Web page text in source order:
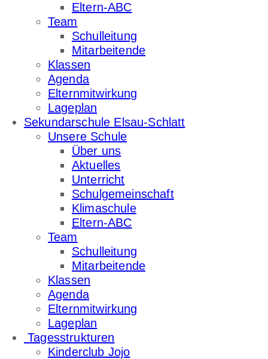
Eltern-ABC
Team
Schulleitung
Mitarbeitende
Klassen
Agenda
Elternmitwirkung
Lageplan
Sekundarschule Elsau-Schlatt
Unsere Schule
Über uns
Aktuelles
Unterricht
Schulgemeinschaft
Klimaschule
Eltern-ABC
Team
Schulleitung
Mitarbeitende
Klassen
Agenda
Elternmitwirkung
Lageplan
Tagesstrukturen
Kinderclub Jojo